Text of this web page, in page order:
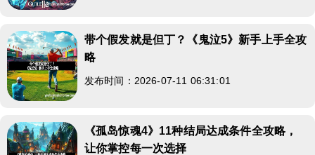
带个假发就是但丁？《鬼泣5》新手上手全攻
略
发布时间：2026-07-11 06:31:01
《孤岛惊魂4》11种结局达成条件全攻略，
让你掌控每一次选择